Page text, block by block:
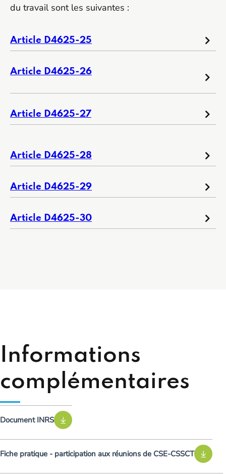
du travail sont les suivantes :
Article D4625-25
Article D4625-26
Article D4625-27
Article D4625-28
Article D4625-29
Article D4625-30
Informations
complémentaires
Document INRS
Fiche pratique - participation aux réunions de CSE-CSSCT